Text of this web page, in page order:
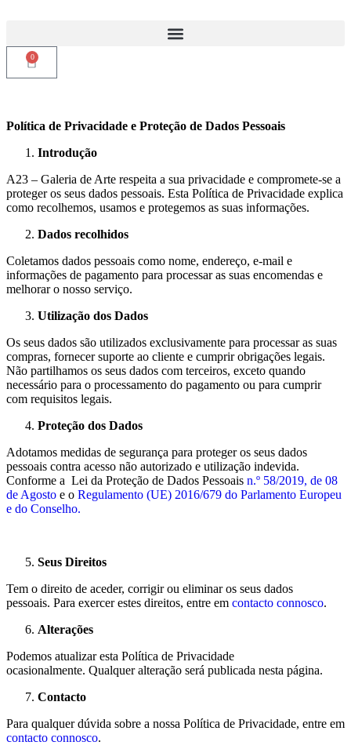
0
Política de Privacidade e Proteção de Dados Pessoais
Introdução
A23 – Galeria de Arte respeita a sua privacidade e compromete-se a
proteger os seus dados pessoais. Esta Política de Privacidade explica
como recolhemos, usamos e protegemos as suas informações.
Dados recolhidos
Coletamos dados pessoais como nome, endereço, e-mail e
informações de pagamento para processar as suas encomendas e
melhorar o nosso serviço.
Utilização dos Dados
Os seus dados são utilizados exclusivamente para processar as suas
compras, fornecer suporte ao cliente e cumprir obrigações legais.
Não partilhamos os seus dados com terceiros, exceto quando
necessário para o processamento do pagamento ou para cumprir
com requisitos legais.
Proteção dos Dados
Adotamos medidas de segurança para proteger os seus dados
pessoais contra acesso não autorizado e utilização indevida.
Conforme a Lei da Proteção de Dados Pessoais n.º 58/2019, de 08
de Agosto e o Regulamento (UE) 2016/679 do Parlamento Europeu
e do Conselho.
Seus Direitos
Tem o direito de aceder, corrigir ou eliminar os seus dados
pessoais. Para exercer estes direitos, entre em contacto connosco.
Alterações
Podemos atualizar esta Política de Privacidade
ocasionalmente. Qualquer alteração será publicada nesta página.
Contacto
Para qualquer dúvida sobre a nossa Política de Privacidade, entre em
contacto connosco.